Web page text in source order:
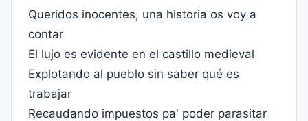
Queridos inocentes, una historia os voy a
contar
El lujo es evidente en el castillo medieval
Explotando al pueblo sin saber qué es
trabajar
Recaudando impuestos pa' poder parasitar